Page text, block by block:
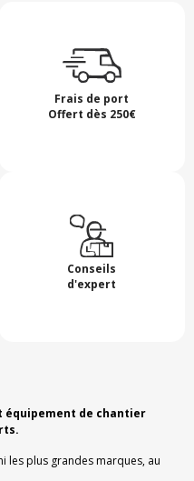
Frais de port
Offert dès 250€
Conseils
d'expert
équipement de chantier
les plus grandes marques, au